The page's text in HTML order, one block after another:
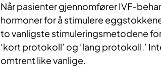
Når pasienter gjennomfører IVF-
hormoner for å stimulere
to vanligste stimuleringsmetodene
‘kort protokoll’ og ‘lang protokoll.’
omtrent like vanlige.